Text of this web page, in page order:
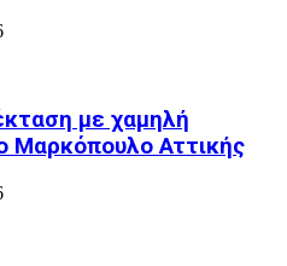
με χαμηλή
Μαρκόπουλο Αττικής